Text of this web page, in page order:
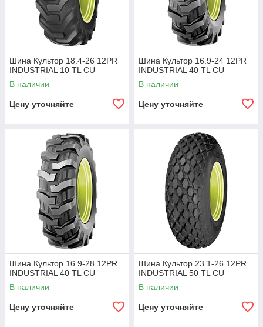
Шина Культор 18.4-26 12PR
INDUSTRIAL 10 TL CU
В наличии
Цену уточняйте
Шина Культор 16.9-24 12PR
INDUSTRIAL 40 TL CU
В наличии
Цену уточняйте
Шина Культор 16.9-28 12PR
INDUSTRIAL 40 TL CU
В наличии
Цену уточняйте
Шина Культор 23.1-26 12PR
INDUSTRIAL 50 TL CU
В наличии
Цену уточняйте